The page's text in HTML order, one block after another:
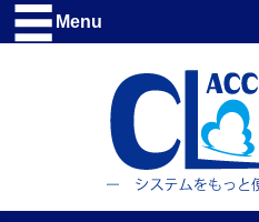
Menu